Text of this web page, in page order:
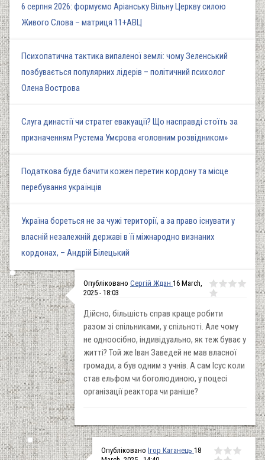
6 серпня 2026: формуємо Аріанську Вільну Церкву силою
Живого Слова – матриця 11+АВЦ
Психопатична тактика випаленої землі: чому Зеленський
позбувається популярних лідерів – політичний психолог
Олена Вострова
Слуга династії чи стратег евакуації? Що насправді стоїть за
призначенням Рустема Умєрова «головним розвідником»
Податкова буде бачити кожен перетин кордону та місце
перебування українців
Україна бореться не за чужі території, а за право існувати у
власній незалежній державі в її міжнародно визнаних
кордонах, – Андрій Білецький
Опубліковано Сергій Ждан 16 March,
2025 - 18:03
Дійсно, більшість справ краще робити
разом зі спільниками, у спільноті. Але чому
не одноосібно, індивідуально, як теж буває у
житті? Той же Іван Заведей не мав власної
громади, а був одним з учнів. А сам Ісус коли
став ельфом чи боголюдиною, у поцесі
організації реактора чи раніше?
Опубліковано Ігор Каганець 18